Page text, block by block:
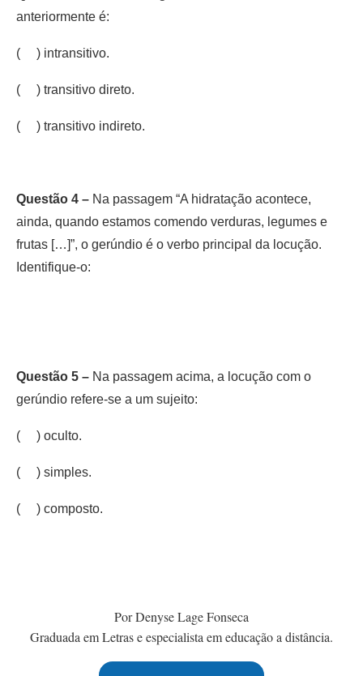
anteriormente é:
( ) intransitivo.
( ) transitivo direto.
( ) transitivo indireto.
Questão 4 – Na passagem “A hidratação acontece,
ainda, quando estamos comendo verduras, legumes e
frutas […]”, o gerúndio é o verbo principal da locução.
Identifique-o:
Questão 5 – Na passagem acima, a locução com o
gerúndio refere-se a um sujeito:
( ) oculto.
( ) simples.
( ) composto.
Por Denyse Lage Fonseca
Graduada em Letras e especialista em educação a distância.